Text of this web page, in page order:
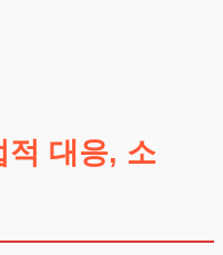
적 대응, 소